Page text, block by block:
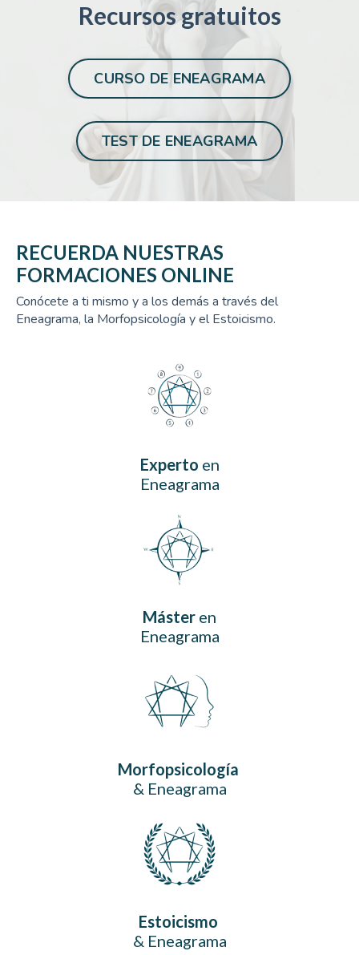
Recursos gratuitos
CURSO DE ENEAGRAMA
TEST DE ENEAGRAMA
RECUERDA NUESTRAS
FORMACIONES ONLINE
Conócete a ti mismo y a los demás a través del
Eneagrama, la Morfopsicología y el Estoicismo.
Experto en
Eneagrama
Máster en
Eneagrama
Morfopsicología
& Eneagrama
Estoicismo
& Eneagrama